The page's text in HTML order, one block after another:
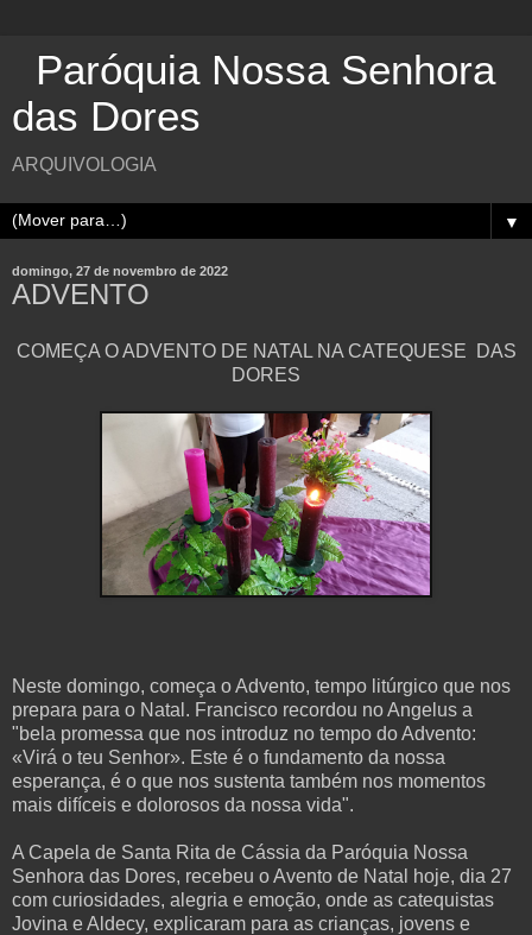
Paróquia Nossa Senhora
das Dores
ARQUIVOLOGIA
▼
domingo, 27 de novembro de 2022
ADVENTO
COMEÇA O ADVENTO DE NATAL NA CATEQUESE DAS
DORES
Neste domingo, começa o Advento, tempo litúrgico que nos
prepara para o Natal. Francisco recordou no Angelus a
"bela promessa que nos introduz no tempo do Advento:
«Virá o teu Senhor». Este é o fundamento da nossa
esperança, é o que nos sustenta também nos momentos
mais difíceis e dolorosos da nossa vida".
A Capela de Santa Rita de Cássia da Paróquia Nossa
Senhora das Dores, recebeu o Avento de Natal hoje, dia 27
com curiosidades, alegria e emoção, onde as catequistas
Jovina e Aldecy, explicaram para as crianças, jovens e